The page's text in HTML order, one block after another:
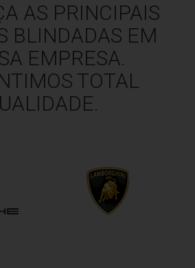
AS PRINCIPAIS
BLINDADAS EM
EMPRESA.
TOTAL